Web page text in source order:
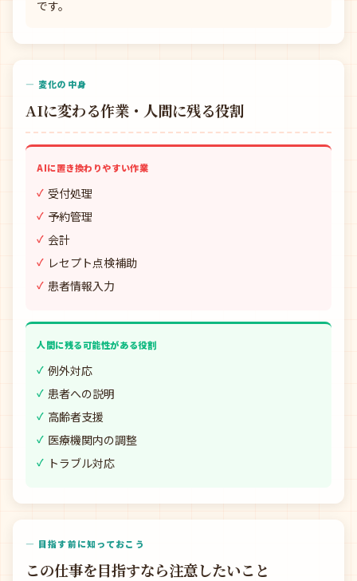
です。
— 変化の中身
AIに変わる作業・人間に残る役割
AIに置き換わりやすい作業
受付処理
予約管理
会計
レセプト点検補助
患者情報入力
人間に残る可能性がある役割
例外対応
患者への説明
高齢者支援
医療機関内の調整
トラブル対応
— 目指す前に知っておこう
この仕事を目指すなら注意したいこと